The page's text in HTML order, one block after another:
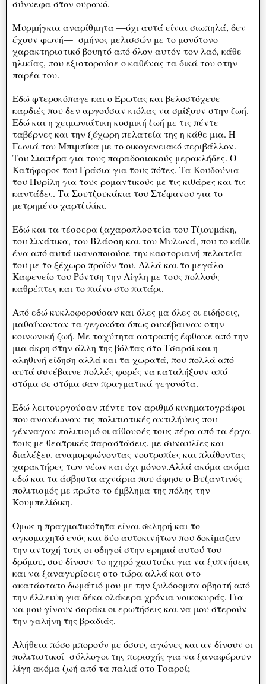
σύννεφα στον ουρανό.
Μυρμήγκια αναρίθμητα —όχι αυτά είναι σιωπηλά, δεν
έχουν φωνή— σμήνος μελισσών με το μονότονο
χαρακτηριστικό βουητό από όλον αυτόν τον λαό, κάθε
ηλικίας, που εξιστορούσε ο καθένας τα δικά του στην
παρέα του.
Εδώ φτεροκόπαγε και ο Έρωτας και βελοστόχευε
καρδιές που δεν αργούσαν κιόλας να σμίξουν στην ζωή.
Εδώ και η χειμωνιάτικη κοσμική ζωή με τις πέντε
ταβέρνες και την ξέχωρη πελατεία της η κάθε μια. Η
Γωνιά του Μπιμπίκα με το οικογενειακό περιβάλλον.
Του Σιαπέρα για τους παραδοσιακούς μερακλήδες. Ο
Κατήφορος του Γράσια για τους πότες. Τα Κουδούνια
του Πυρίλη για τους ρομαντικούς με τις κιθάρες και τις
καντάδες. Τα Σουτζουκάκια του Στέφανου για το
μετρημένο χαρτζιλίκι.
Εδώ και τα τέσσερα ζαχαροπλσστεία του Τζιουμάκη,
του Σινάτικα, του Βλάσση και του Μυλωνά, που το κάθε
ένα από αυτά ικανοποιούσε την καστοριανή πελατεία
του με το ξέχωρο προϊόν του. Αλλά και το μεγάλο
Καφενείο του Ρόντση την Αίγλη με τους πολλούς
καθρέπτες και το πιάνο στο πατάρι.
Από εδώ κυκλοφορούσαν και όλες μα όλες οι ειδήσεις,
μαθαίνονταν τα γεγονότα όπως συνέβαιναν στην
κοινωνική ζωή. Με ταχύτητα αστραπής έφθανε από την
μια άκρη στην άλλη της βόλτας στο Τσαρσί και η
αληθινή είδηση αλλά και τα χωρατά, που πολλά από
αυτά συνέβαινε πολλές φορές να καταλήξουν από
στόμα σε στόμα σαν πραγματικά γεγονότα.
Εδώ λειτουργούσαν πέντε τον αριθμό κινηματογράφοι
που ανανέωναν τις πολιτιστικές αντιλήψεις που
γένναγαν πολιτισμό οι αίθουσές τους πέρα από τα έργα
τους με θεατρικές παραστάσεις, με συναυλίες και
διαλέξεις αναμορφώνοντας νοοτροπίες και πλάθοντας
χαρακτήρες των νέων και όχι μόνον.Αλλά ακόμα ακόμα
εδώ και τα άσβηστα αχνάρια που άφησε ο Βυζαντινός
πολιτισμός με πρώτο το έμβλημα της πόλης την
Κουμπελίδικη.
Όμως η πραγματικότητα είναι σκληρή και το
αγκομαχητό ενός και δύο αυτοκινήτων που δοκίμαζαν
την αντοχή τους οι οδηγοί στην ερημιά αυτού του
δρόμου, σου δίνουν το ηχηρό χαστούκι για να ξυπνήσεις
και να ξαναγυρίσεις στο τώρα αλλά και στο
ακατάστατο δωμάτιό μου με την ξυλόσομπα σβηστή από
την έλλειψη για δέκα ολάκερα χρόνια νοικοκυράς. Για
να μου γίνουν σαράκι οι ερωτήσεις και να μου στερούν
την γαλήνη της βραδιάς.
Αλήθεια πόσο μπορούν με όσους αγώνες και αν δίνουν οι
πολιτιστικοί σύλλογοι της περιοχής για να ξαναφέρουν
λίγη ακόμα ζωή από τα παλιά στο Τσαρσί;